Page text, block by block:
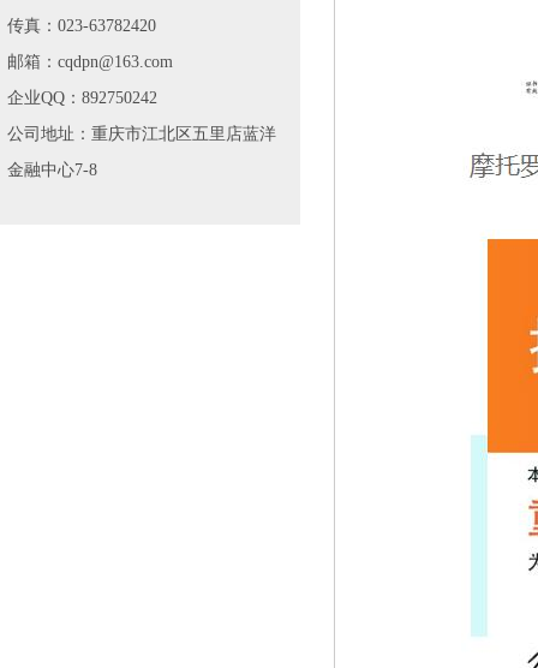
传真：023-63782420
邮箱：cqdpn@163.com
企业QQ：892750242
公司地址：重庆市江北区五里店蓝洋
金融中心7-8